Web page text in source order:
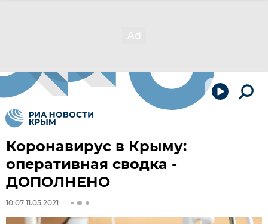
Коронавирус в Крыму:
оперативная сводка -
ДОПОЛНЕНО
10:07 11.05.2021